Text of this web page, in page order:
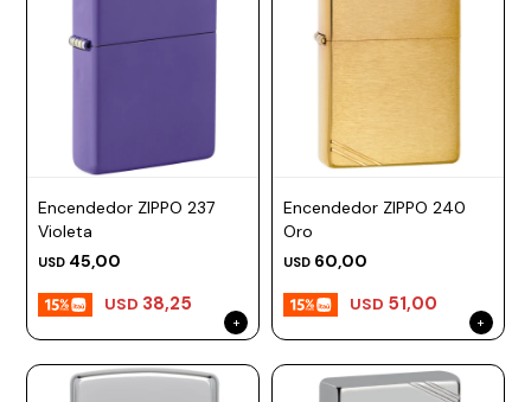
Encendedor ZIPPO 237
Violeta
USD 45,00
USD 38,25
Encendedor ZIPPO 240
Oro
USD 60,00
USD 51,00